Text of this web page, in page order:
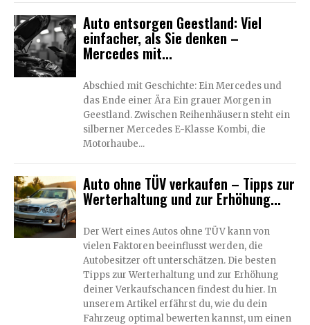
Auto entsorgen Geestland: Viel
einfacher, als Sie denken –
Mercedes mit...
Abschied mit Geschichte: Ein Mercedes und
das Ende einer Ära Ein grauer Morgen in
Geestland. Zwischen Reihenhäusern steht ein
silberner Mercedes E-Klasse Kombi, die
Motorhaube...
Auto ohne TÜV verkaufen – Tipps zur
Werterhaltung und zur Erhöhung...
Der Wert eines Autos ohne TÜV kann von
vielen Faktoren beeinflusst werden, die
Autobesitzer oft unterschätzen. Die besten
Tipps zur Werterhaltung und zur Erhöhung
deiner Verkaufschancen findest du hier. In
unserem Artikel erfährst du, wie du dein
Fahrzeug optimal bewerten kannst, um einen